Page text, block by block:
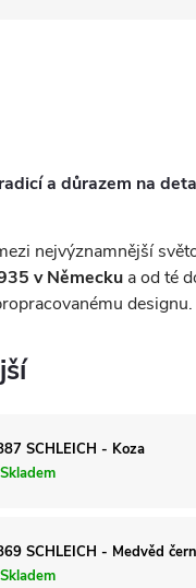
a důrazem na
nejvýznamnější
v Německu a od té
designu.
SCHLEICH - Koza
Skladem
SCHLEICH - Medvěd
Skladem